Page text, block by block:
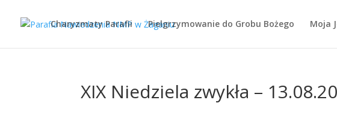
Charyzmaty Parafii Pielgrzymowanie do Grobu Bożego Moja
XIX Niedziela zwykła –